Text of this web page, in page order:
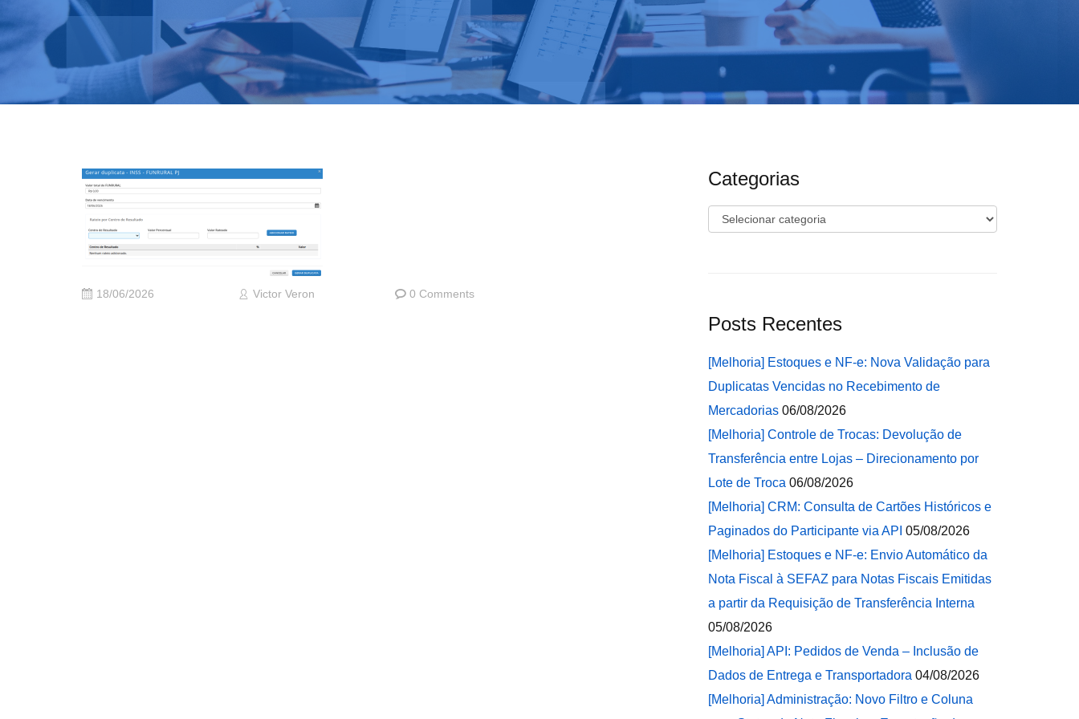
18/06/2026 Victor Veron 0 Comments
Categorias
Categorias
Posts Recentes
[Melhoria] Estoques e NF-e: Nova Validação para
Duplicatas Vencidas no Recebimento de
Mercadorias 06/08/2026
[Melhoria] Controle de Trocas: Devolução de
Transferência entre Lojas – Direcionamento por
Lote de Troca 06/08/2026
[Melhoria] CRM: Consulta de Cartões Históricos e
Paginados do Participante via API 05/08/2026
[Melhoria] Estoques e NF-e: Envio Automático da
Nota Fiscal à SEFAZ para Notas Fiscais Emitidas
a partir da Requisição de Transferência Interna
05/08/2026
[Melhoria] API: Pedidos de Venda – Inclusão de
Dados de Entrega e Transportadora 04/08/2026
[Melhoria] Administração: Novo Filtro e Coluna